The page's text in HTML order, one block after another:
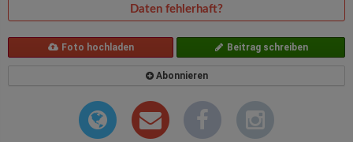
Daten fehlerhaft?
Foto hochladen Beitrag schreiben
Abonnieren
n